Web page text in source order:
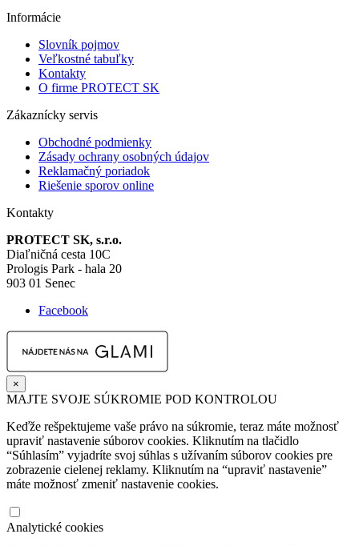
Informácie
Slovník pojmov
Veľkostné tabuľky
Kontakty
O firme PROTECT SK
Zákaznícky servis
Obchodné podmienky
Zásady ochrany osobných údajov
Reklamačný poriadok
Riešenie sporov online
Kontakty
PROTECT SK, s.r.o.
Diaľničná cesta 10C
Prologis Park - hala 20
903 01 Senec
Facebook
×
MAJTE SVOJE SÚKROMIE POD KONTROLOU
Keďže rešpektujeme vaše právo na súkromie, teraz máte možnosť
upraviť nastavenie súborov cookies. Kliknutím na tlačidlo
“Súhlasím” vyjadríte svoj súhlas s užívaním súborov cookies pre
zobrazenie cielenej reklamy. Kliknutím na “upraviť nastavenie”
máte možnosť zmeniť nastavenie cookies.
Analytické cookies